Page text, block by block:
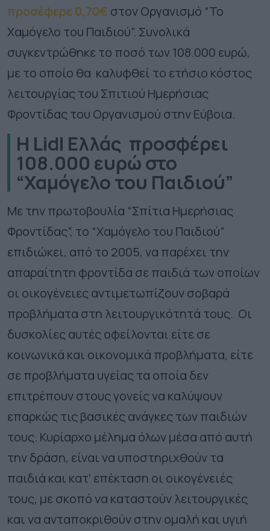
προσέφερε 0,70€ στον Οργανισμό “Το
Χαμόγελο του Παιδιού”. Συνολικά
συγκεντρώθηκε το ποσό των 108.000 ευρώ,
με το οποίο θα καλυφθεί το ετήσιο κόστος
λειτουργίας του Σπιτιού Ημερήσιας
Φροντίδας του Οργανισμού στην Εύβοια.
H Lidl Ελλάς προσφέρει
108.000 ευρώ στο
“Χαμόγελο του Παιδιού”
Με την πρωτοβουλία “Σπίτια Ημερήσιας
Φροντίδας”, το “Χαμόγελο του Παιδιού”
επιδιώκει, από το 2005, να παρέχει την
απαραίτητη φροντίδα σε παιδιά των οποίων
οι οικογένειες αντιμετωπίζουν σοβαρά
προβλήματα στη λειτουργικότητά τους. Οι
δυσκολίες αυτές οφείλονται είτε σε
κοινωνικά και οικονομικά προβλήματα, είτε
σε προβλήματα υγείας τα οποία δεν
επιτρέπουν στους γονείς να καλύψουν
επαρκώς τις βασικές ανάγκες των παιδιών
τους. Κυρίαρχο μέλημα όλων μέσα από αυτή
την δράση, είναι να υποστηριχθούν τα
παιδιά και κατ’ επέκταση οι οικογένειές
τους, με σκοπό να καταστούν λειτουργικές
και να ανταποκριθούν στην ομαλή και υγιή